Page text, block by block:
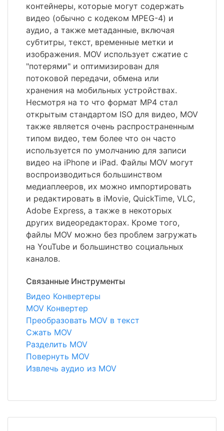
контейнеры, которые могут содержать
видео (обычно с кодеком MPEG-4) и
аудио, а также метаданные, включая
субтитры, текст, временные метки и
изображения. MOV использует сжатие с
"потерями" и оптимизирован для
потоковой передачи, обмена или
хранения на мобильных устройствах.
Несмотря на то что формат MP4 стал
открытым стандартом ISO для видео, MOV
также является очень распространенным
типом видео, тем более что он часто
используется по умолчанию для записи
видео на iPhone и iPad. Файлы MOV могут
воспроизводиться большинством
медиаплееров, их можно импортировать
и редактировать в iMovie, QuickTime, VLC,
Adobe Express, а также в некоторых
других видеоредакторах. Кроме того,
файлы MOV можно без проблем загружать
на YouTube и большинство социальных
каналов.
Связанные Инструменты
Видео Конвертеры
MOV Конвертер
Преобразовать MOV в текст
Сжать MOV
Разделить MOV
Повернуть MOV
Извлечь аудио из MOV